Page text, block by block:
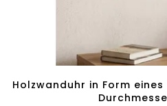
e
Holzwanduhr in Form